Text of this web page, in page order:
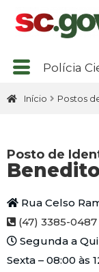
Polícia
Início Postos
Posto de
Rua Celso
(47) 3385-
Segunda a
Sexta – 08:00 às